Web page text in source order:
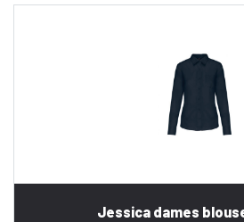
Jessica dames